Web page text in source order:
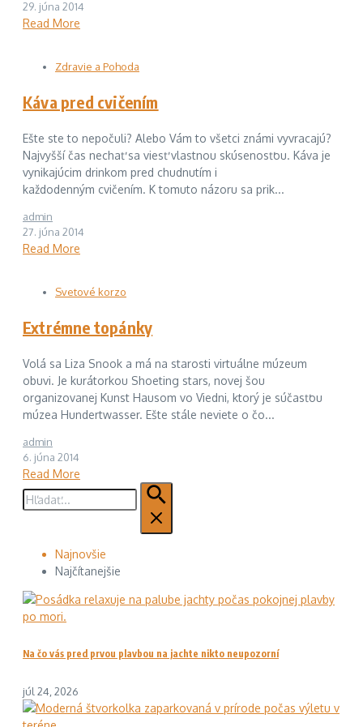
29. júna 2014
Read More
Zdravie a Pohoda
Káva pred cvičením
Ešte ste to nepočuli? Alebo Vám to všetci známi vyvracajú?
Najvyšší čas nechať sa viesť vlastnou skúsenosťou. Káva je
vynikajúcim drinkom pred chudnutím i
každodenným cvičením. K tomuto názoru sa prik...
admin
27. júna 2014
Read More
Svetové korzo
Extrémne topánky
Volá sa Liza Snook a má na starosti virtuálne múzeum
obuvi. Je kurátorkou Shoeting stars, novej šou
organizovanej Kunst Hausom vo Viedni, ktorý je súčasťou
múzea Hundertwasser. Ešte stále neviete o čo...
admin
6. júna 2014
Read More
Hľadať:
Najnovšie
Najčítanejšie
Na čo vás pred prvou plavbou na jachte nikto neupozorní
júl 24, 2026